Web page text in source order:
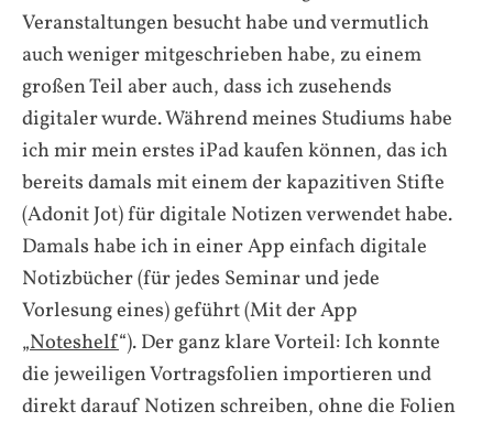
Veranstaltungen besucht habe und vermutlich
auch weniger mitgeschrieben habe, zu einem
großen Teil aber auch, dass ich zusehends
digitaler wurde. Während meines Studiums habe
ich mir mein erstes iPad kaufen können, das ich
bereits damals mit einem der kapazitiven Stifte
(Adonit Jot) für digitale Notizen verwendet habe.
Damals habe ich in einer App einfach digitale
Notizbücher (für jedes Seminar und jede
Vorlesung eines) geführt (Mit der App
„Noteshelf“). Der ganz klare Vorteil: Ich konnte
die jeweiligen Vortragsfolien importieren und
direkt darauf Notizen schreiben, ohne die Folien